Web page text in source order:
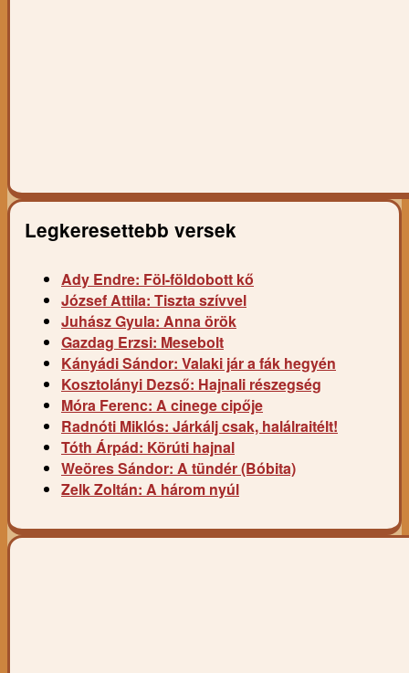
Legkeresettebb versek
Ady Endre: Föl-földobott kő
József Attila: Tiszta szívvel
Juhász Gyula: Anna örök
Gazdag Erzsi: Mesebolt
Kányádi Sándor: Valaki jár a fák hegyén
Kosztolányi Dezső: Hajnali részegség
Móra Ferenc: A cinege cipője
Radnóti Miklós: Járkálj csak, halálraitélt!
Tóth Árpád: Körúti hajnal
Weöres Sándor: A tündér (Bóbita)
Zelk Zoltán: A három nyúl